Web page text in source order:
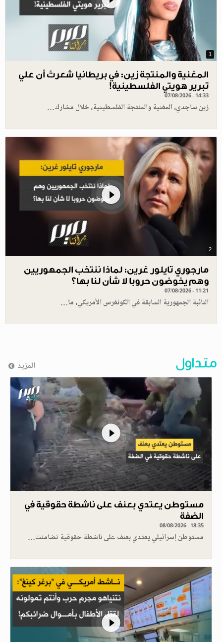
1
المغنية والمنتجة زين: في بريطانيا شعرتُ أن علي
تبرير هويتي الفلسطينية!
07/08/2026 - 14:33
زين ساجدي، المغنية والمنتجة الفلسطينية، خلال مشارك…
2
مارجوري تايلور غرين: لماذا ننتخب الجمهوريين
وهم يخوضون حروبا لا شأن لنا بها؟
07/08/2026 - 11:21
النائبة الجمهورية السابقة في الكونغرس الأمريكي، ما…
متداول المزيد
مستوطن يعتدي بعنف على ناشطة حقوقية في
الضفة
08/08/2026 - 18:35
مستوطن إسرائيلي يعتدي بعنف على ناشطة حقوقية تضامنت…